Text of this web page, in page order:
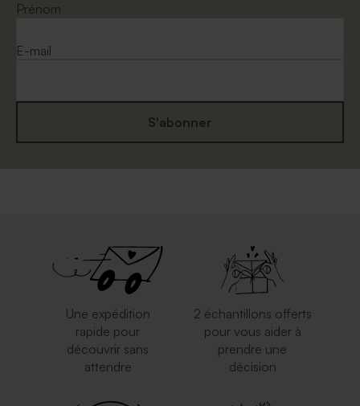
Prénom
E-mail
S'abonner
Une expédition
rapide pour
découvrir sans
attendre
2 échantillons offerts
pour vous aider à
prendre une
décision